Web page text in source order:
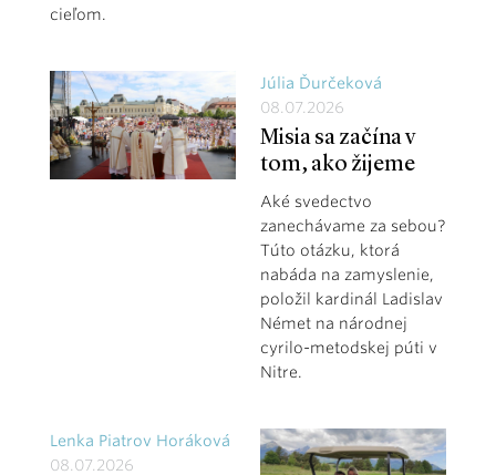
cieľom.
Júlia Ďurčeková
08.07.2026
Misia sa začína v
tom, ako žijeme
Aké svedectvo
zanechávame za sebou?
Túto otázku, ktorá
nabáda na zamyslenie,
položil kardinál Ladislav
Német na národnej
cyrilo-metodskej púti v
Nitre.
Lenka Piatrov Horáková
08.07.2026